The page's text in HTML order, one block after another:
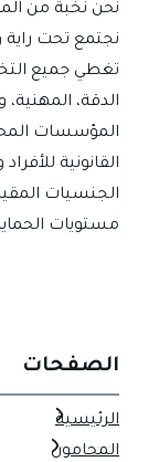
نحن نخبة من
نجتمع تحت راية
تغطي جميع
الدقة،
المؤسسات
القانونية
الجنسيات
مستويات
الصفحات
الرئيسية
المحامون